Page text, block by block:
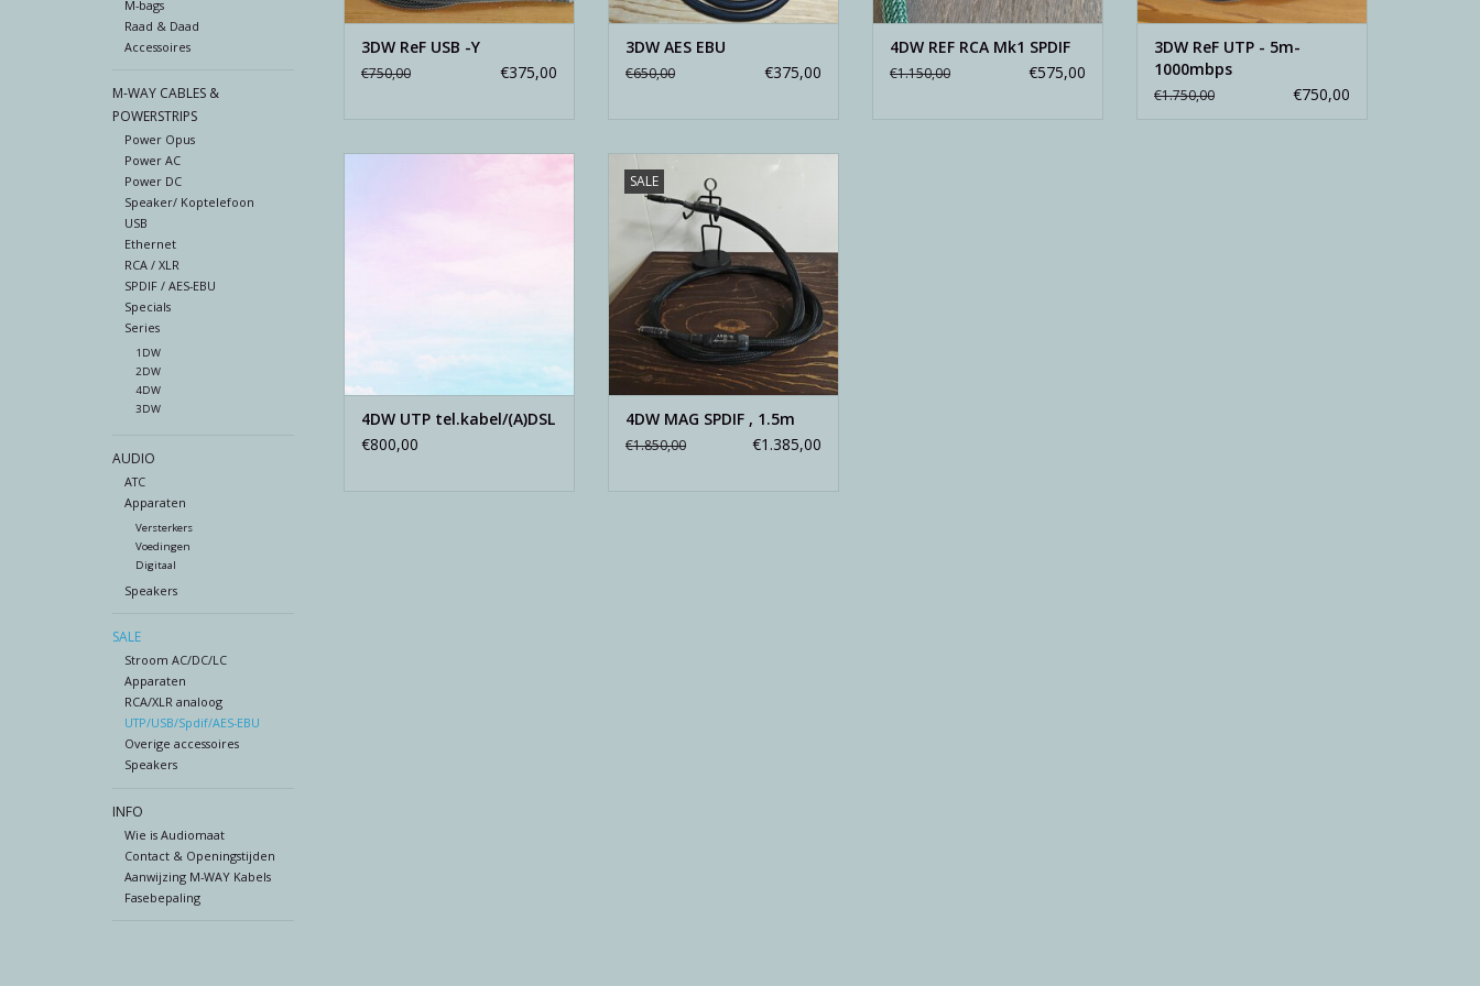
M-bags
Raad & Daad
Accessoires
M-WAY CABLES &
POWERSTRIPS
Power Opus
Power AC
Power DC
Speaker/ Koptelefoon
USB
Ethernet
RCA / XLR
SPDIF / AES-EBU
Specials
Series
1DW
2DW
4DW
3DW
AUDIO
ATC
Apparaten
Versterkers
Voedingen
Digitaal
Speakers
SALE
Stroom AC/DC/LC
Apparaten
RCA/XLR analoog
UTP/USB/Spdif/AES-EBU
Overige accessoires
Speakers
INFO
Wie is Audiomaat
Contact & Openingstijden
Aanwijzing M-WAY Kabels
Fasebepaling
3DW ReF USB -Y
€750,00 €375,00
3DW AES EBU
€650,00 €375,00
4DW REF RCA Mk1 SPDIF
€1.150,00 €575,00
3DW ReF UTP - 5m-
1000mbps
€1.750,00 €750,00
4DW UTP tel.kabel/(A)DSL
€800,00
SALE
transport. Kwaliteit transporteren
tussen apparaten is kritisch. Je
verliest vaak meer dan je lief is.
TOEVOEGEN AAN WINKELWAGEN
4DW MAG SPDIF , 1.5m
€1.850,00 €1.385,00